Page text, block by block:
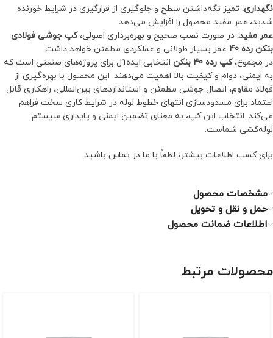
نگهداری: تمیز نگه‌داشتن سطح و جلوگیری از قرارگیری در شرایط خورنده
شدید، عمر مفید محصول را افزایش می‌دهد.
عمر مفید: در صورت نصب صحیح و بهره‌برداری اصولی،کپ جوشی فولادی
بنکن رده 40
عمر بسیار طولانی و عملکردی مطمئن خواهد داشت.
در مجموع،کپ رده 40 بنکن
انتخابی ایده‌آل برای پروژه‌های صنعتی است که
به ایمنی، دوام و کیفیت بالا اهمیت می‌دهند. این محصول با بهره‌گیری از
فولاد مقاوم، اتصال جوشی مطمئن و استانداردهای بین‌المللی، راهکاری قابل
اعتماد برای مسدودسازی انتهای خطوط لوله در شرایط کاری سخت فراهم
می‌کند. انتخاب این کپ، به معنای تضمین ایمنی و پایداری سیستم
لوله‌کشی شماست.
برای کسب اطلاعات بیشتر، لطفاً با ما در تماس باشید.
مشخصات محصول
حمل و نقل و تحویل
اطلاعات ضمانت محصول
محصولات مرتبط